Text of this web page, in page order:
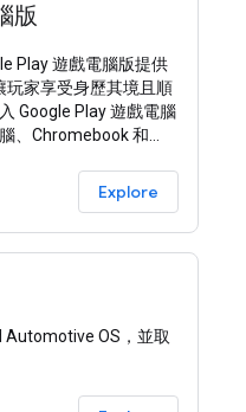
版
Play 遊戲電腦版提供
玩家享受身歷其境且順
Google Play 遊戲電腦
、Chromebook 和
全球數十億使用者喜
家/地區的適用情形，
遊戲電腦版的最新功
Explore
OS，並取